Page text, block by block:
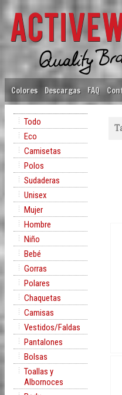
Colores Descargas FAQ
Todo
Eco
Camisetas
Polos
Sudaderas
Unisex
Mujer
Hombre
Niño
Bebé
Gorras
Polares
Chaquetas
Camisas
Vestidos/Faldas
Pantalones
Bolsas
Toallas y
Albornoces